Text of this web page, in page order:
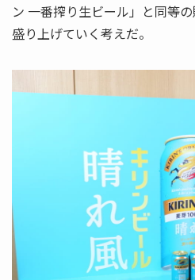
ン 一番搾り生ビール」と同等
盛り上げていく考えだ。